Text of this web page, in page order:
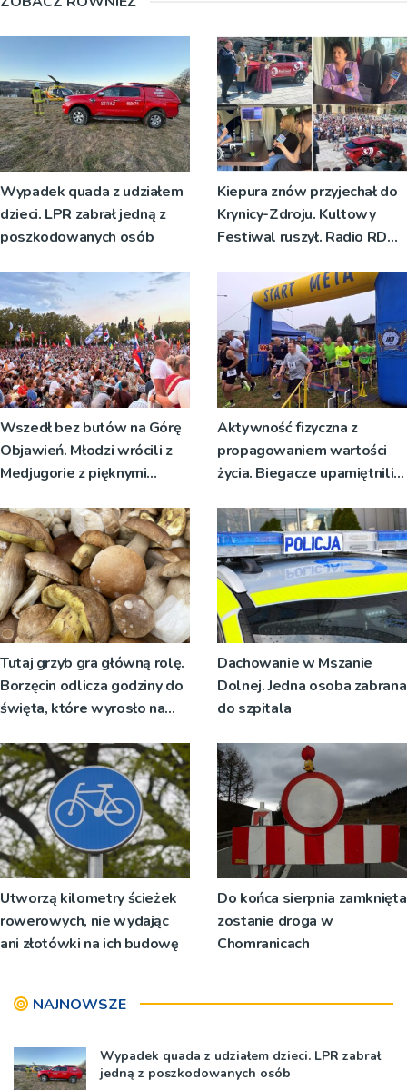
Wypadek quada z udziałem
dzieci. LPR zabrał jedną z
poszkodowanych osób
Kiepura znów przyjechał do
Krynicy-Zdroju. Kultowy
Festiwal ruszył. Radio RDN
[ZDJĘCIA]
Wszedł bez butów na Górę
Objawień. Młodzi wrócili z
Medjugorie z pięknymi
Aktywność fizyczna z
propagowaniem wartości
życia. Biegacze upamiętnili
Tutaj grzyb gra główną rolę.
Borzęcin odlicza godziny do
święta, które wyrosło na
Dachowanie w Mszanie
Dolnej. Jedna osoba zabrana
do szpitala
Utworzą kilometry ścieżek
rowerowych, nie wydając
ani złotówki na ich budowę
Do końca sierpnia zamknięta
zostanie droga w
Chomranicach
NAJNOWSZE
Wypadek quada z udziałem dzieci. LPR zabrał
jedną z poszkodowanych osób